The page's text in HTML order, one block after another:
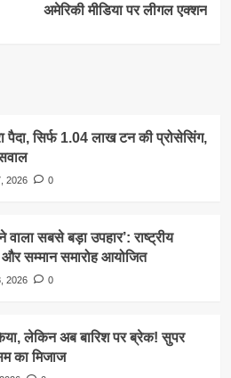
अमेरिकी मीडिया पर लीगल एक्शन
सिर्फ 1.04 लाख टन की प्रोसेसिंग,
2026
0
वाला सबसे बड़ा उपहार’: राष्ट्रीय
सम्मान समारोह आयोजित
2026
0
लेकिन अब बारिश पर ब्रेक! सुपर
का मिजाज